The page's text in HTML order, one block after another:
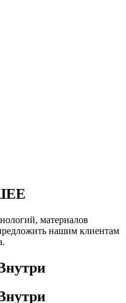
материалов
нашим клиентам